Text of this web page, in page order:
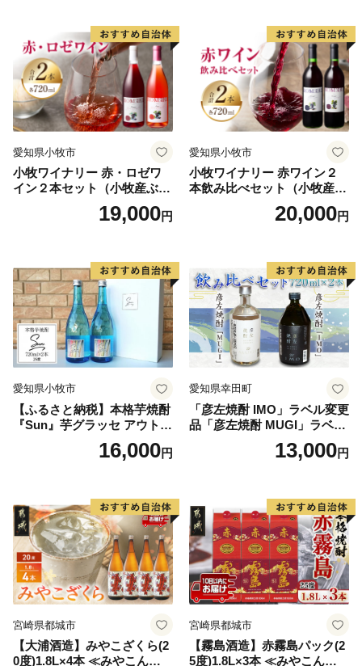
愛知県小牧市
小牧ワイナリー 赤・ロゼワ
イン２本セット（小牧産ぶど
19,000円
愛知県小牧市
小牧ワイナリー 赤ワイン２
本飲み比べセット（小牧産ぶ
どう100％使用）20,000円
愛知県小牧市
【ふるさと納税】本格芋焼酎
『Sun』芋グラッセ アウトド
ア ソロキャンプ ベランピン
グ 巣ごもり 就労支援16,000円
愛知県幸田町
「彦左焼酎 IMO」ラベル変更
品「彦左焼酎 MUGI」ラベル
変更品 飲み比べ セット 合計
2本 720ml×各1本 25度 焼酎
13,000円
宮崎県都城市
【大浦酒造】みやこざくら(2
0度)1.8L×4本 ≪みやこんじょ
宮崎県都城市
【霧島酒造】赤霧島パック(2
5度)1.8L×3本 ≪みやこんじょ